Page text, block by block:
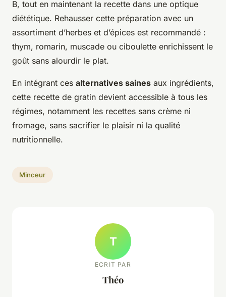
B, tout en maintenant la recette dans une optique
diététique. Rehausser cette préparation avec un
assortiment d’herbes et d’épices est recommandé :
thym, romarin, muscade ou ciboulette enrichissent le
goût sans alourdir le plat.
En intégrant ces alternatives saines aux ingrédients,
cette recette de gratin devient accessible à tous les
régimes, notamment les recettes sans crème ni
fromage, sans sacrifier le plaisir ni la qualité
nutritionnelle.
Minceur
T
ECRIT PAR
Théo